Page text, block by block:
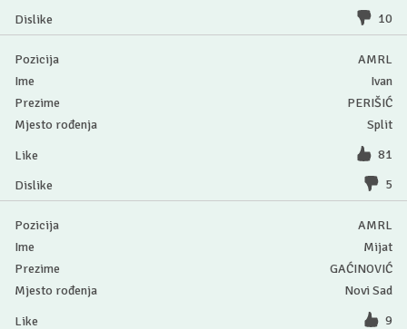
10
AMRL
Ivan
PERIŠIĆ
Split
81
5
AMRL
Mijat
GAĆINOVIĆ
Novi Sad
9